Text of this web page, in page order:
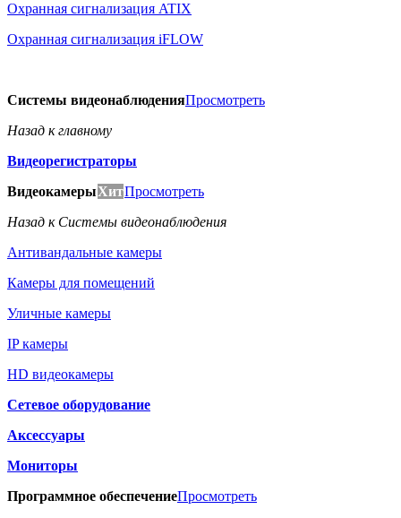
Охранная сигнализация ATIX
Охранная сигнализация iFLOW
Системы видеонаблюденияПросмотреть
Назад к главному
Видеорегистраторы
ВидеокамерыХитПросмотреть
Назад к Системы видеонаблюдения
Антивандальные камеры
Камеры для помещений
Уличные камеры
IP камеры
HD видеокамеры
Сетевое оборудование
Аксессуары
Мониторы
Программное обеспечениеПросмотреть